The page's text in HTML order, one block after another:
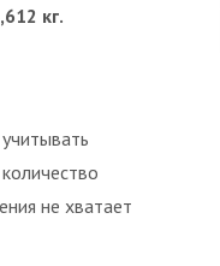
кг.
не хватает